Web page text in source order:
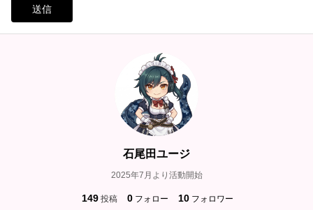
送信
石尾田ユージ
2025年7月より活動開始
149 投稿 0 フォロー 10 フォロワー